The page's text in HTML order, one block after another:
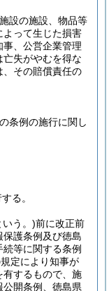
設の施設、物品等
よって生じた損害
事、公営企業管理
失がやむを得な
、その賠償責任の
条例の施行に関し
る。
いう。)前に改正前
護条例及び徳島
等に関する条例
定により知事が
有するもので、施
開条例、徳島県